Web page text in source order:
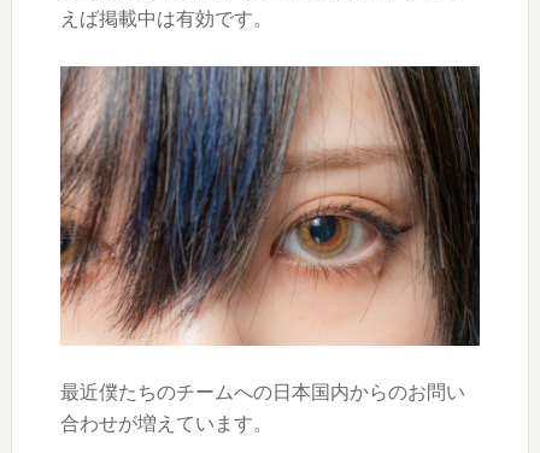
えば掲載中は有効です。
最近僕たちのチームへの日本国内からのお問い
合わせが増えています。